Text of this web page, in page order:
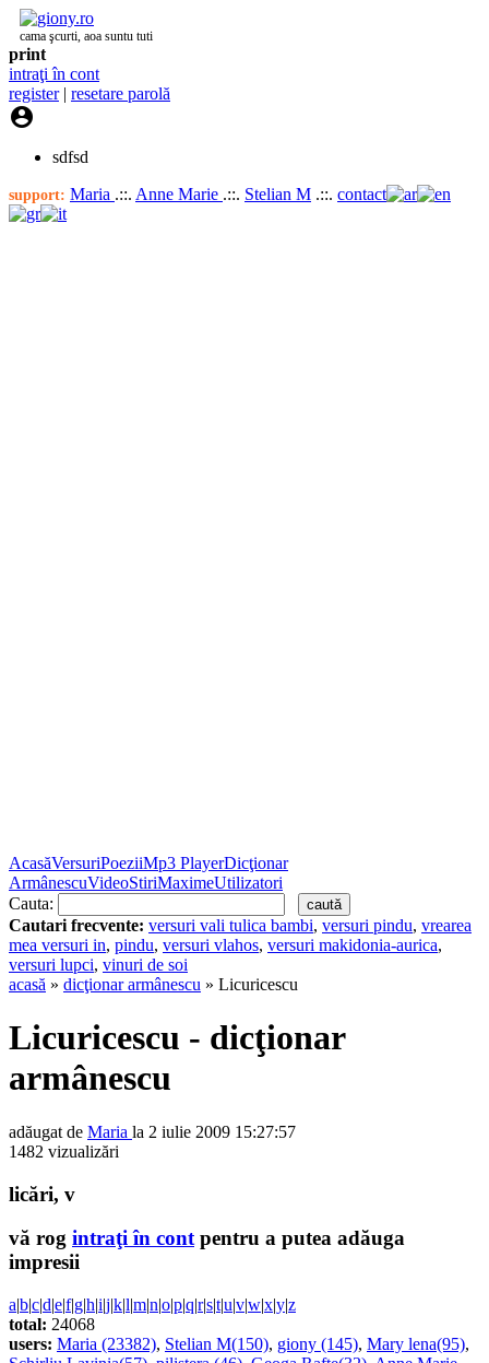
cama şcurti, aoa suntu tuti
print
intraţi în cont
register| resetare parolă

sdfsd
support: Maria .::. Anne Marie .::. Stelian M .::. contact
AcasăVersuriPoeziiMp3 PlayerDicţionar
ArmânescuVideoStiriMaximeUtilizatori
Cauta:
Cautari frecvente: versuri vali tulica bambi, versuri pindu, vrearea
mea versuri in, pindu, versuri vlahos, versuri makidonia-aurica,
versuri lupci, vinuri de soi
acasă » dicţionar armânescu » Licuricescu
Licuricescu - dicţionar
armânescu
adăugat de Maria la 2 iulie 2009 15:27:57
1482 vizualizări
licări, v
vă rog intraţi în contpentru a putea adăuga
impresii
a|b|c|d|e|f|g|h|i|j|k|l|m|n|o|p|q|r|s|t|u|v|w|x|y|z
total: 24068
users: Maria (23382), Stelian M(150), giony (145), Mary lena(95),